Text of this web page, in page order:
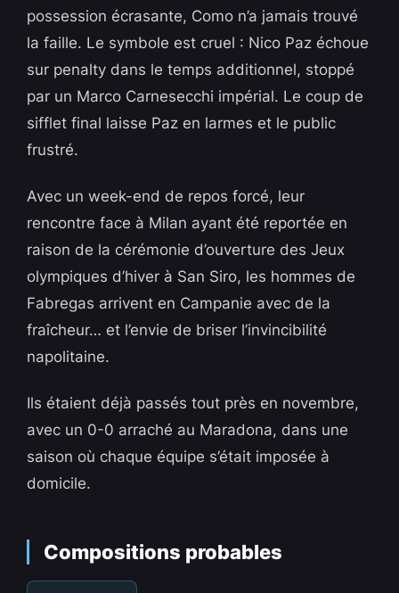
possession écrasante, Como n’a jamais trouvé
la faille. Le symbole est cruel : Nico Paz échoue
sur penalty dans le temps additionnel, stoppé
par un Marco Carnesecchi impérial. Le coup de
sifflet final laisse Paz en larmes et le public
frustré.
Avec un week-end de repos forcé, leur
rencontre face à Milan ayant été reportée en
raison de la cérémonie d’ouverture des Jeux
olympiques d’hiver à San Siro, les hommes de
Fabregas arrivent en Campanie avec de la
fraîcheur… et l’envie de briser l’invincibilité
napolitaine.
Ils étaient déjà passés tout près en novembre,
avec un 0-0 arraché au Maradona, dans une
saison où chaque équipe s’était imposée à
domicile.
Compositions probables